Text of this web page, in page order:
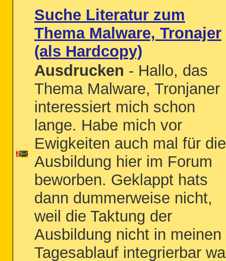
Suche Literatur zum
Thema Malware, Tronajer
(als Hardcopy)
Ausdrucken - Hallo, das
Thema Malware, Tronjaner
interessiert mich schon
lange. Habe mich vor
Ewigkeiten auch mal für die
Ausbildung hier im Forum
beworben. Geklappt hats
dann dummerweise nicht,
weil die Taktung der
Ausbildung nicht in meinen
Tagesablauf integrierbar